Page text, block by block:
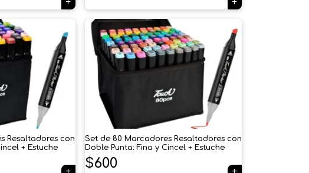
Resaltadores con
+ Estuche
Set de 80 Marcadores Resaltadores con
Doble Punta: Fina y Cincel + Estuche
$600
Tu carrito está vacío.
Agregá un producto y aparecerá acá
automáticamente.